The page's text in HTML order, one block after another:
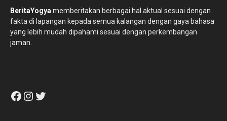
BeritaYogya memberitakan berbagai hal aktual sesuai dengan
fakta di lapangan kepada semua kalangan dengan gaya bahasa
yang lebih mudah dipahami sesuai dengan perkembangan
jaman.
Facebook
Instagram
Twitter